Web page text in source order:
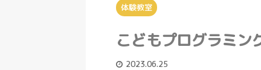
体験教室
こどもプログラミン
2023.06.25